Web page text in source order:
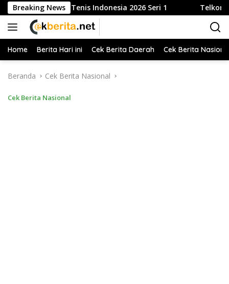
Langsung
ke
konten
Breaking News
Liga Tenis Indonesia 2026 Seri 1 Telkom
Home Berita Hari ini Cek Berita Daerah Cek Berita
Beranda Cek Berita Nasional
Cek Berita Nasional